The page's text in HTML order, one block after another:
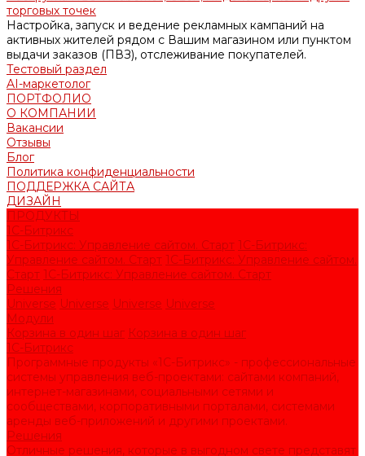
торговых точек
Настройка, запуск и ведение рекламных кампаний на
активных жителей рядом с Вашим магазином или пунктом
выдачи заказов (ПВЗ), отслеживание покупателей.
Тестовый раздел
AI-маркетолог
ПОРТФОЛИО
О КОМПАНИИ
Вакансии
Отзывы
Блог
Политика конфиденциальности
ПОДДЕРЖКА САЙТА
ДИЗАЙН
ПРОДУКТЫ
1С-Битрикс
1С-Битрикс: Управление сайтом. Старт 1С-Битрикс:
Управление сайтом. Старт 1С-Битрикс: Управление сайтом.
Старт 1С-Битрикс: Управление сайтом. Старт
Решения
Universe Universe Universe Universe
Модули
Корзина в один шаг Корзина в один шаг
1С-Битрикс
Программные продукты «1С-Битрикс» - профессиональные
системы управления веб-проектами: сайтами компаний,
интернет-магазинами, социальными сетями и
сообществами, корпоративными порталами, системами
аренды веб-приложений и другими проектами.
Решения
Отличные решения, которые в выгодном свете представят